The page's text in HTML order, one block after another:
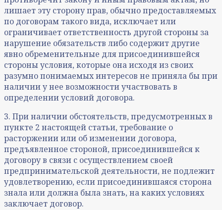
лишает эту сторону прав, обычно предоставляемых
по договорам такого вида, исключает или
ограничивает ответственность другой стороны за
нарушение обязательств либо содержит другие
явно обременительные для присоединившейся
стороны условия, которые она исходя из своих
разумно понимаемых интересов не приняла бы при
наличии у нее возможности участвовать в
определении условий договора.
3. При наличии обстоятельств, предусмотренных в
пункте 2 настоящей статьи, требование о
расторжении или об изменении договора,
предъявленное стороной, присоединившейся к
договору в связи с осуществлением своей
предпринимательской деятельности, не подлежит
удовлетворению, если присоединившаяся сторона
знала или должна была знать, на каких условиях
заключает договор.